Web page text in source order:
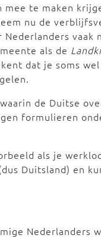
mee te maken
nu de
Nederlanders
als de
dat je soms
de Duitse
formulieren
als je
Duitsland) en
Nederlanders